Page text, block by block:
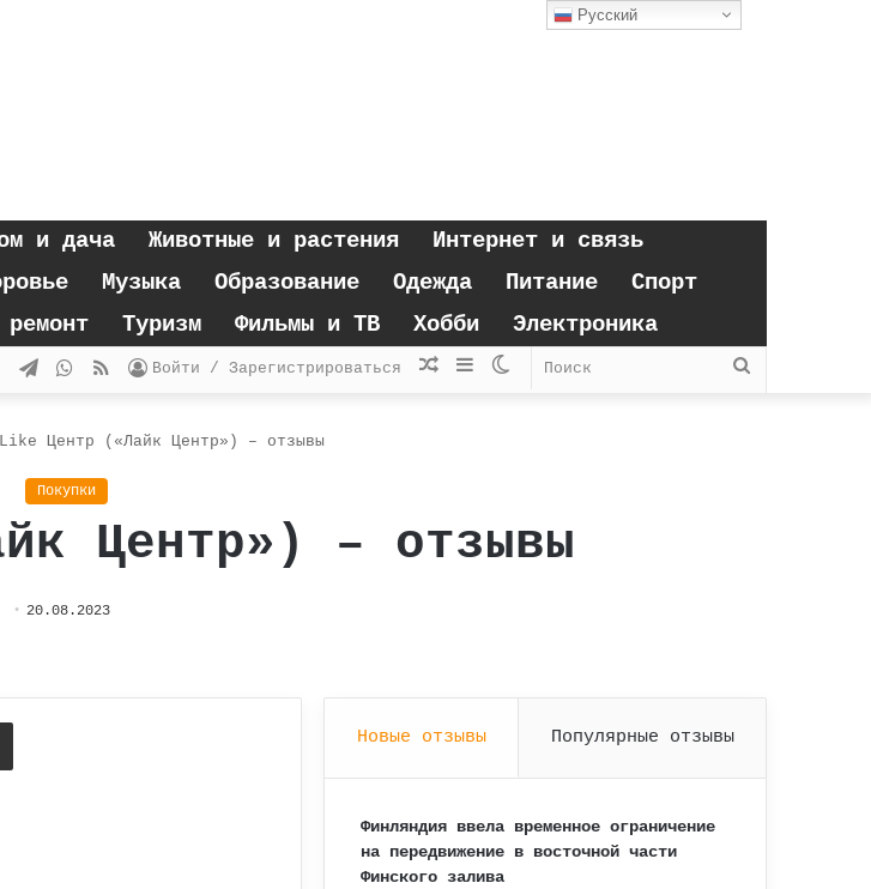
и дача Животные и растения
Интернет и связь
Музыка Образование Одежда Питание
Спорт
Туризм Фильмы и ТВ Хобби Электроника
Поиск
Switch
Sidebar
Случайная
Войти / Зарегистрироваться
RSS
WhatsApp
Telegram
Like Центр («Лайк Центр») – отзывы
Покупки
Центр») – отзывы
20.08.2023
Поделиться через электронную почту
Новые отзывы Популярные отзывы
Финляндия ввела временное ограничение
на передвижение в восточной части
Финского залива
Русский